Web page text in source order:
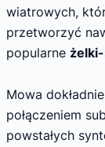
wiatrowych,
przetworzyć
popularne
Mowa
połączeniem
powstałych